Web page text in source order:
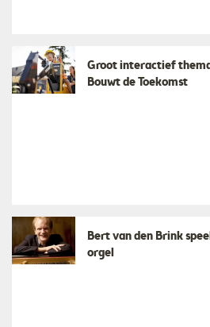
Groot interactief
Bouwt de Toekomst
Bert van den Brink
orgel